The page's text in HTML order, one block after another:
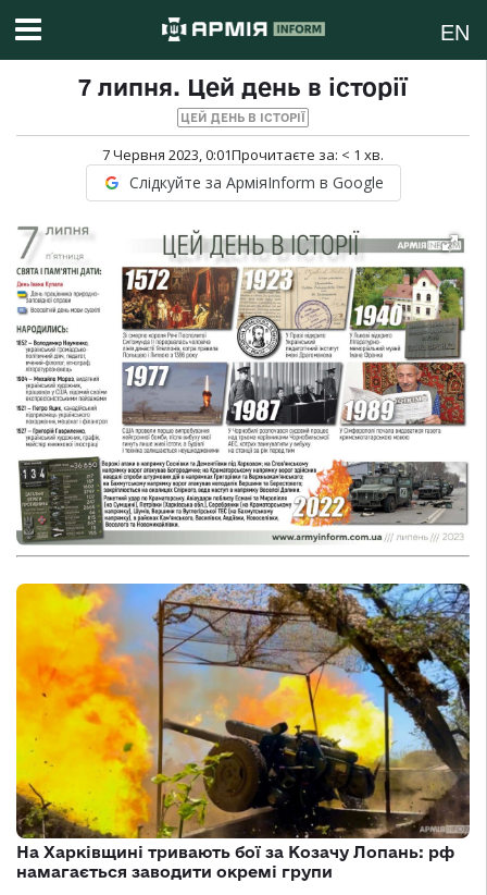
EN
7 липня. Цей день в історії
ЦЕЙ ДЕНЬ В ІСТОРІЇ
7 Червня 2023, 0:01Прочитаєте за: < 1 хв.
Слідкуйте за АрміяInform в Google
На Харківщині тривають бої за Козачу Лопань: рф
намагається заводити окремі групи